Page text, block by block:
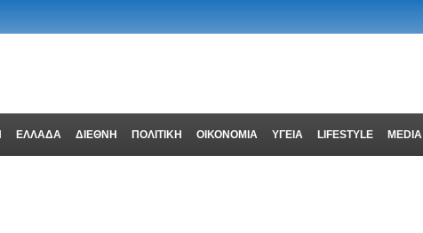
ΕΛΛΑΔΑ ΔΙΕΘΝΗ ΠΟΛΙΤΙΚΗ ΟΙΚΟΝΟΜΙΑ ΥΓΕΙΑ LIFESTYLE MEDIA